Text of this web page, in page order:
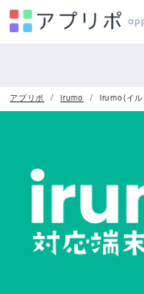
アプリポ irumo irumo(イ